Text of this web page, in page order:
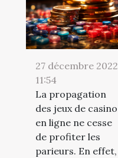
27 décembre 2022
11:54
La propagation
des jeux de casino
en ligne ne cesse
de profiter les
parieurs. En effet,